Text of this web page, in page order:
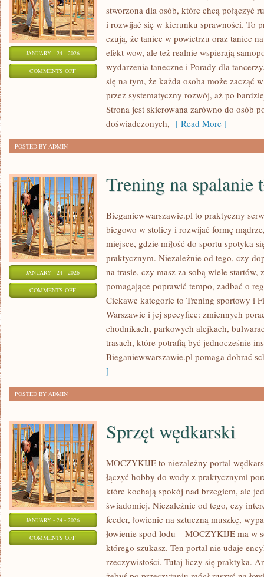
JANUARY - 24 - 2026
COMMENTS OFFON
stworzona dla osób, które chcą połączyć
i rozwijać się w kierunku sprawności. To
czują, że taniec w powietrzu oraz taniec
efekt wow, ale też realnie wspierają
wydarzenia taneczne i Porady dla
się na tym, że każda osoba może zacząć
przez systematyczny rozwój, aż po
Strona jest skierowana zarówno do osób
doświadczonych, [ Read More ]
POSTED BY ADMIN
JANUARY - 24 - 2026
COMMENTS OFFON
Trening na spalanie
Bieganiewwarszawie.pl to praktyczny
biegowo w stolicy i rozwijać formę
miejsce, gdzie miłość do sportu spotyka
praktycznym. Niezależnie od tego, czy
na trasie, czy masz za sobą wiele startów,
pomagające poprawić tempo, zadbać o
Ciekawe kategorie to Trening sportowy i
Warszawie i jej specyfice: zmiennych
chodnikach, parkowych alejkach,
trasach, które potrafią być jednocześnie
Bieganiewwarszawie.pl pomaga dobrać
]
POSTED BY ADMIN
JANUARY - 24 - 2026
COMMENTS OFFON
WĘDKARSKI
Sprzęt wędkarski
MOCZYKIJE to niezależny portal
łączyć hobby do wody z praktycznymi
które kochają spokój nad brzegiem, ale
świadomiej. Niezależnie od tego, czy
feeder, łowienie na sztuczną muszkę,
łowienie spod lodu – MOCZYKIJE ma w
którego szukasz. Ten portal nie udaje
rzeczywistości. Tutaj liczy się praktyka.